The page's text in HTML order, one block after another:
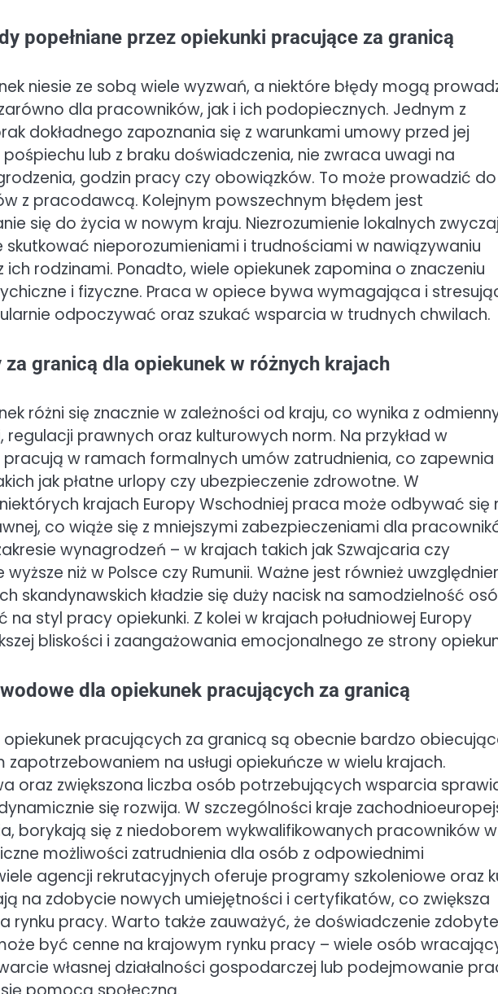
popełniane przez opiekunki pracujące za granicą
niesie ze sobą wiele wyzwań, a niektóre błędy mogą
dla pracowników, jak i ich podopiecznych. Jednym z
dokładnego zapoznania się z warunkami umowy przed jej
lub z braku doświadczenia, nie zwraca uwagi na
godzin pracy czy obowiązków. To może prowadzić do
z pracodawcą. Kolejnym powszechnym błędem jest
się do życia w nowym kraju. Niezrozumienie lokalnych
skutkować nieporozumieniami i trudnościami w nawiązywaniu
rodzinami. Ponadto, wiele opiekunek zapomina o znaczeniu
i fizyczne. Praca w opiece bywa wymagająca i
odpoczywać oraz szukać wsparcia w trudnych chwilach.
granicą dla opiekunek w różnych krajach
różni się znacznie w zależności od kraju, co wynika z
regulacji prawnych oraz kulturowych norm. Na przykład w
pracują w ramach formalnych umów zatrudnienia, co zapewnia
jak płatne urlopy czy ubezpieczenie zdrowotne. W
krajach Europy Wschodniej praca może odbywać się
co wiąże się z mniejszymi zabezpieczeniami dla
wynagrodzeń – w krajach takich jak Szwajcaria czy
niż w Polsce czy Rumunii. Ważne jest również
skandynawskich kładzie się duży nacisk na samodzielność
styl pracy opiekunki. Z kolei w krajach południowej Europy
bliskości i zaangażowania emocjonalnego ze strony
dla opiekunek pracujących za granicą
pracujących za granicą są obecnie bardzo
na usługi opiekuńcze w wielu krajach.
oraz zwiększona liczba osób potrzebujących wsparcia
się rozwija. W szczególności kraje
borykają się z niedoborem wykwalifikowanych pracowników w
możliwości zatrudnienia dla osób z odpowiednimi
agencji rekrutacyjnych oferuje programy szkoleniowe oraz
na zdobycie nowych umiejętności i certyfikatów, co zwiększa
rynku pracy. Warto także zauważyć, że doświadczenie zdobyte
być cenne na krajowym rynku pracy – wiele osób
własnej działalności gospodarczej lub podejmowanie